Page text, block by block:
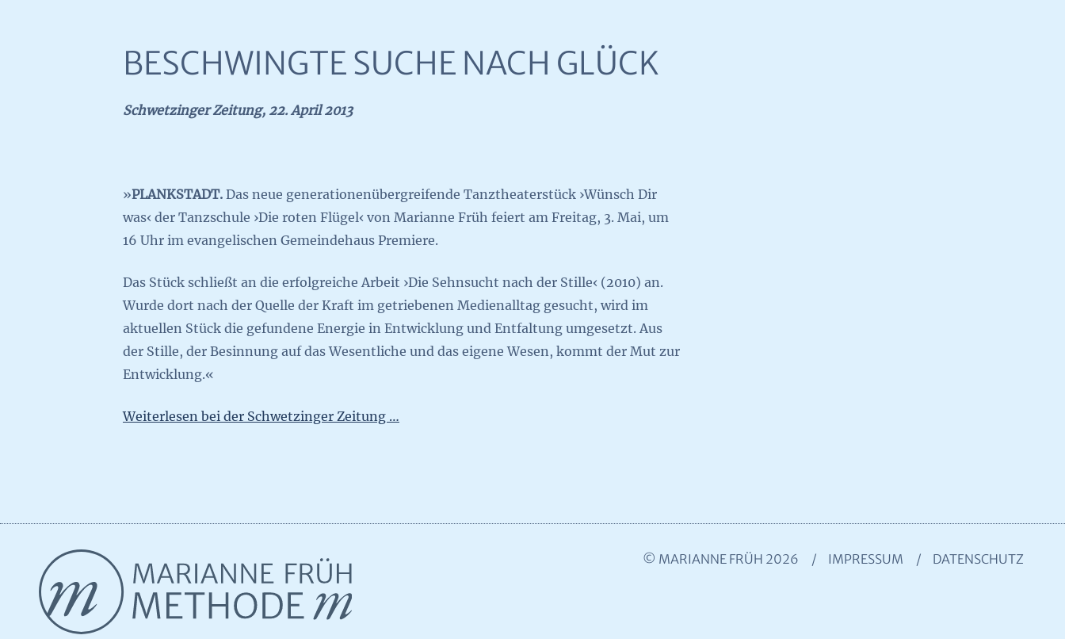
BESCHWINGTE SUCHE NACH GLÜCK
Schwetzinger Zeitung, 22. April 2013
»PLANKSTADT.Das neue generationenübergreifende Tanztheaterstück ›Wünsch Dir
was‹ der Tanzschule ›Die roten Flügel‹ von Marianne Früh feiert am Freitag, 3. Mai, um
16 Uhr im evangelischen Gemeindehaus Premiere.
Das Stück schließt an die erfolgreiche Arbeit ›Die Sehnsucht nach der Stille‹ (2010) an.
Wurde dort nach der Quelle der Kraft im getriebenen Medienalltag gesucht, wird im
aktuellen Stück die gefundene Energie in Entwicklung und Entfaltung umgesetzt. Aus
der Stille, der Besinnung auf das Wesentliche und das eigene Wesen, kommt der Mut zur
Entwicklung.«
Weiterlesen bei der Schwetzinger Zeitung …
© MARIANNE FRÜH 2026 IMPRESSUM DATENSCHUTZ